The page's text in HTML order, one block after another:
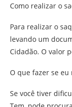
Como realizar o
Para realizar o
levando um
Cidadão. O valor
O que fazer se eu
Se você tiver